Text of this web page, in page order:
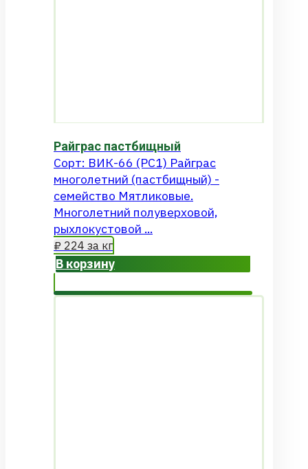
Райграс пастбищный
Сорт: ВИК-66 (РС1) Райграс
многолетний (пастбищный) -
семейство Мятликовые.
Многолетний полуверховой,
рыхлокустовой ...
₽ 224 за кг
В корзину